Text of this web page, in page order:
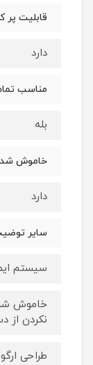
قابلیت پر
دارد
مناسب
بله
خاموش
دارد
سایر
سیستم
نکردن از
طراحی